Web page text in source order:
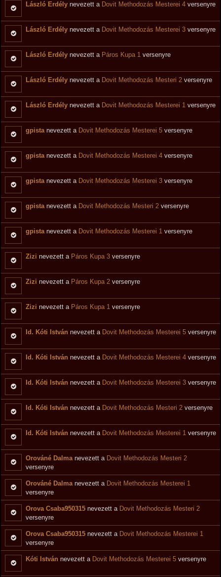
László Erdély nevezett a Dovit Methodozás Mesterei 4 versenyre
László Erdély nevezett a Dovit Methodozás Mesterei 3 versenyre
László Erdély nevezett a Páros Kupa 1 versenyre
László Erdély nevezett a Dovit Methodozás Mesteri 2 versenyre
László Erdély nevezett a Dovit Methodozás Mesterei 1 versenyre
gpistanevezett a Dovit Methodozás Mesterei 5 versenyre
gpistanevezett a Dovit Methodozás Mesterei 4 versenyre
gpistanevezett a Dovit Methodozás Mesterei 3 versenyre
gpistanevezett a Dovit Methodozás Mesteri 2 versenyre
gpistanevezett a Dovit Methodozás Mesterei 1 versenyre
Zizi nevezett a Páros Kupa 3 versenyre
Zizi nevezett a Páros Kupa 2 versenyre
Zizi nevezett a Páros Kupa 1 versenyre
Id. Kóti István nevezett a Dovit Methodozás Mesterei 5 versenyre
Id. Kóti István nevezett a Dovit Methodozás Mesterei 4 versenyre
Id. Kóti István nevezett a Dovit Methodozás Mesterei 3 versenyre
Id. Kóti István nevezett a Dovit Methodozás Mesteri 2 versenyre
Id. Kóti István nevezett a Dovit Methodozás Mesterei 1 versenyre
Orováné Dalma nevezett a Dovit Methodozás Mesteri 2
versenyre
Orováné Dalma nevezett a Dovit Methodozás Mesterei 1
versenyre
Orova Csaba950315 nevezett a Dovit Methodozás Mesteri 2
versenyre
Orova Csaba950315 nevezett a Dovit Methodozás Mesterei 1
versenyre
Kóti István nevezett a Dovit Methodozás Mesterei 5 versenyre